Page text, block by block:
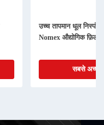
उच्च तापमान धूल
Nomex औद्योगिक
सबसे अच्छी